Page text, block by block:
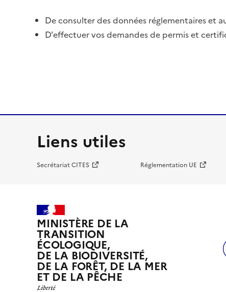
De consulter des données réglementaires et
D'effectuer vos demandes de permis et
Liens utiles
Secrétariat CITES Réglementation UE
MINISTÈRE DE LA
TRANSITION
ÉCOLOGIQUE,
DE LA BIODIVERSITÉ,
DE LA FORÊT, DE LA MER
ET DE LA PÊCHE